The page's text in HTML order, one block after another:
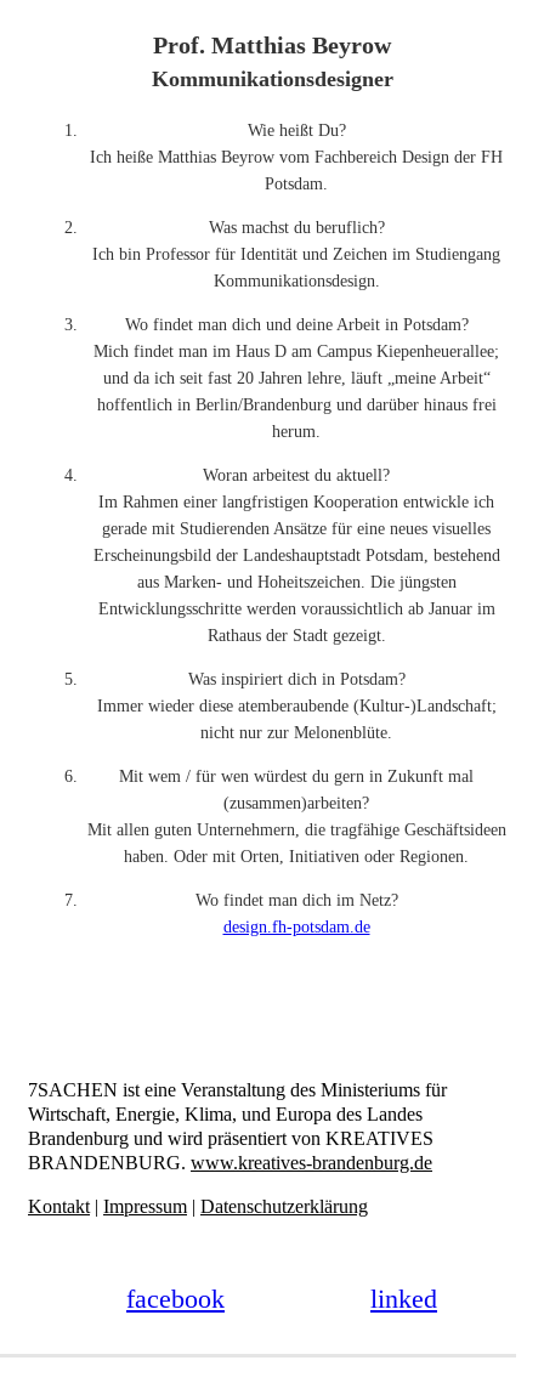
Prof. Matthias Beyrow
Kommunikationsdesigner
Wie heißt Du?
Ich heiße Matthias Beyrow vom Fachbereich Design der FH
Potsdam.
Was machst du beruflich?
Ich bin Professor für Identität und Zeichen im Studiengang
Kommunikationsdesign.
Wo findet man dich und deine Arbeit in Potsdam?
Mich findet man im Haus D am Campus Kiepenheuerallee;
und da ich seit fast 20 Jahren lehre, läuft „meine Arbeit“
hoffentlich in Berlin/Brandenburg und darüber hinaus frei
herum.
Woran arbeitest du aktuell?
Im Rahmen einer langfristigen Kooperation entwickle ich
gerade mit Studierenden Ansätze für eine neues visuelles
Erscheinungsbild der Landeshauptstadt Potsdam, bestehend
aus Marken- und Hoheitszeichen. Die jüngsten
Entwicklungsschritte werden voraussichtlich ab Januar im
Rathaus der Stadt gezeigt.
Was inspiriert dich in Potsdam?
Immer wieder diese atemberaubende (Kultur-)Landschaft;
nicht nur zur Melonenblüte.
Mit wem / für wen würdest du gern in Zukunft mal
(zusammen)arbeiten?
Mit allen guten Unternehmern, die tragfähige Geschäftsideen
haben. Oder mit Orten, Initiativen oder Regionen.
Wo findet man dich im Netz?
design.fh-potsdam.de
7SACHEN ist eine Veranstaltung des Ministeriums für
Wirtschaft, Energie, Klima, und Europa des Landes
Brandenburg und wird präsentiert von KREATIVES
BRANDENBURG. www.kreatives-brandenburg.de
Kontakt | Impressum | Datenschutzerklärung
facebook linked